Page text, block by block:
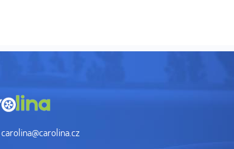
carolina@carolina.cz